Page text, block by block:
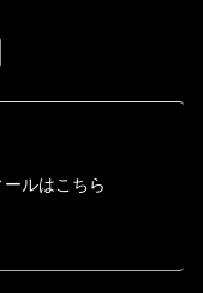
ルはこちら